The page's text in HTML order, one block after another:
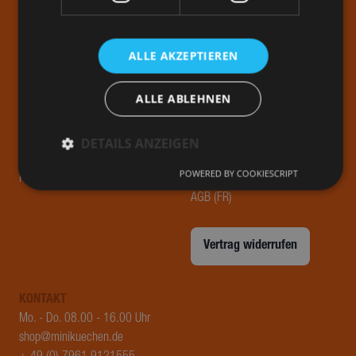
Kontakt
RECHTLICHES
Impressum
Widerrufsbelehrung
AGB (EN)
AGB (FR)
Vertrag widerrufen
KONTAKT
Mo. - Do. 08.00 - 16.00 Uhr
shop@minikuechen.de
ALLE AKZEPTIEREN
ALLE ABLEHNEN
DETAILS ANZEIGEN
Unklassifizierte
Performance-Cookies sammeln Informationen
direkt zu identifizieren.
Name
POWERED BY COOKIESCRIPT